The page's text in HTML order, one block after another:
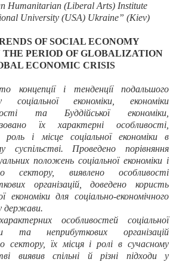
Humanitarian (Liberal Arts) Institute
University (USA) Ukraine” (Kiev)
OF SOCIAL ECONOMY
THE PERIOD OF GLOBALIZATION
ECONOMIC CRISIS
концепції і тенденції подальшого
соціальної економіки, економіки
та Буддійської економіки,
їх характерні особливості,
роль і місце соціальної економіки в
суспільстві. Проведено порівняння
положень соціальної економіки і
сектору, виявлено особливості
організацій, доведено користь
економіки для соціально-економічного
держави.
особливостей соціальної
та неприбуткових організацій
сектору, їх місця і ролі в сучасному
виявив спільні й різні підходи у